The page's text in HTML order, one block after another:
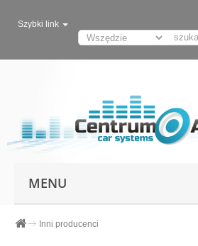
Szybki link
MENU
Inni producenci